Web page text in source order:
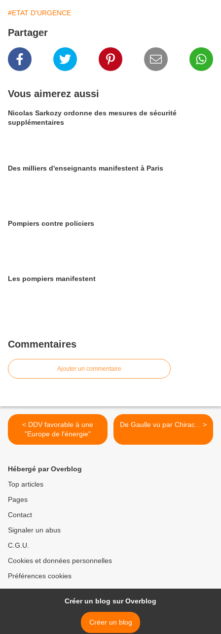
#ETAT D'URGENCE
Partager
Vous aimerez aussi
Nicolas Sarkozy ordonne des mesures de sécurité
supplémentaires
Des milliers d'enseignants manifestent à Paris
Pompiers contre policiers
Les pompiers manifestent
Commentaires
Ajouter un commentaire
< DDV favorable à une
"Europe de l'énergie"
De Gaulle vu par Chirac... >
Hébergé par Overblog
Top articles
Pages
Contact
Signaler un abus
C.G.U.
Cookies et données personnelles
Préférences cookies
Créer un blog sur Overblog
Créer un blog